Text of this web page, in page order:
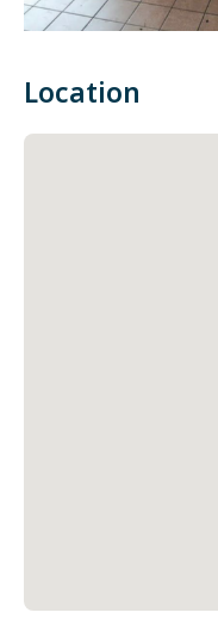
Location